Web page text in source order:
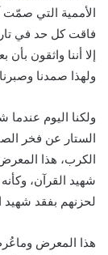
الأممية التي
فاقت كل حد في
إلا أننا واثقون
ولهذا صمدنا
ولكنا اليوم
الستار عن فخر
الكرب، هذا
شهيد القرآن،
لحزنهم بفقد شهيد
هذا المعرض